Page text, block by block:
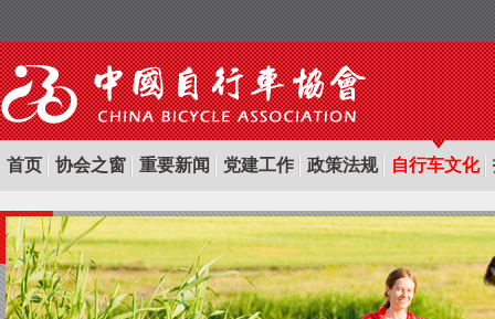
首页 协会之窗 重要新闻 党建工作 政策法规 自行车文化